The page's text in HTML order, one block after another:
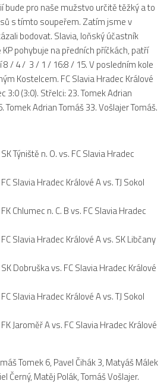
bude pro naše mužstvo určitě těžký a to
s tímto soupeřem. Zatím jsme v
bodovat. Slavia, loňský účastník
pohybuje na předních příčkách, patří
/ 4 / 3 / 1 / 16:8 / 15. V posledním kole
Kostelcem. FC Slavia Hradec Králové
3:0 (3:0). Střelci: 23. Tomek Adrian
Tomek Adrian Tomáš 33. Vošlajer Tomáš.
Týniště n. O. vs. FC Slavia Hradec
Slavia Hradec Králové A vs. TJ Sokol
Chlumec n. C. B vs. FC Slavia Hradec
Slavia Hradec Králové A vs. SK Libčany
Dobruška vs. FC Slavia Hradec Králové
Slavia Hradec Králové A vs. TJ Sokol
Jaroměř A vs. FC Slavia Hradec Králové
Tomek 6, Pavel Čihák 3, Matyáš Málek
Černý, Matěj Polák, Tomáš Vošlajer.